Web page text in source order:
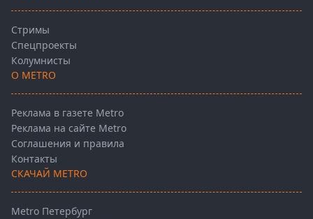
Стримы
Спецпроекты
Колумнисты
О METRO
Реклама в газете Metro
Реклама на сайте Metro
Соглашения и правила
Контакты
СКАЧАЙ METRO
Metro Петербург